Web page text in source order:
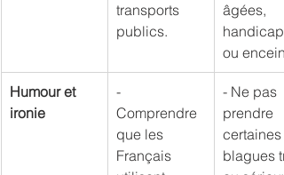
transports
publics.
âgées,
ou
Humour et
ironie
-
Comprendre
que les
Français
- Ne pas
prendre
certaines
blagues